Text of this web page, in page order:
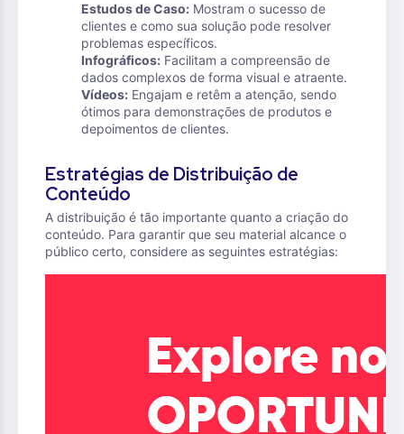
Estudos de Caso: Mostram o sucesso de
clientes e como sua solução pode resolver
problemas específicos.
Infográficos: Facilitam a compreensão de
dados complexos de forma visual e atraente.
Vídeos: Engajam e retêm a atenção, sendo
ótimos para demonstrações de produtos e
depoimentos de clientes.
Estratégias de Distribuição de
Conteúdo
A distribuição é tão importante quanto a criação do
conteúdo. Para garantir que seu material alcance o
público certo, considere as seguintes estratégias: